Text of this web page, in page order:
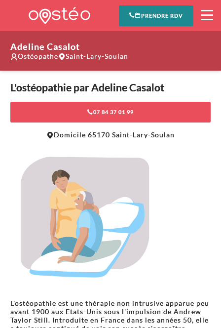
PRENDRE RDV
Adeline Casalot
Ostéopathe Saint-Lary-Soulan
L'ostéopathie par Adeline Casalot
07 84 37 01 99
Domicile 65170 Saint-Lary-Soulan
L'ostéopathie est une thérapie non intrusive apparue peu
avant 1900 aux Etats-Unis sous l'impulsion de Andrew
Taylor Still. Introduite en France dans les années 50, elle